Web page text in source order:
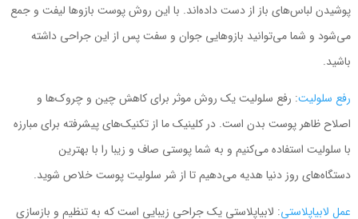
پوشیدن لباس‌های باز از دست داده‌اند. با این روش پوست بازوها لیفت و جمع
می‌شود و شما می‌توانید بازوهایی جوان و سفت پس از این جراحی داشته
باشید.
رفع سلولیت: رفع سلولیت یک روش موثر برای کاهش چین و چروک‌ها و
اصلاح ظاهر پوست بدن است. در کلینیک ما از تکنیک‌های پیشرفته برای مبارزه
با سلولیت استفاده می‌کنیم و به شما پوستی صاف و زیبا را با بهترین
دستگاه‌های روز دنیا هدیه می‌دهیم تا از شر سلولیت پوست خلاص شوید.
عمل لابیاپلاستی: لابیاپلاستی یک جراحی زیبایی است که به تنظیم و بازسازی